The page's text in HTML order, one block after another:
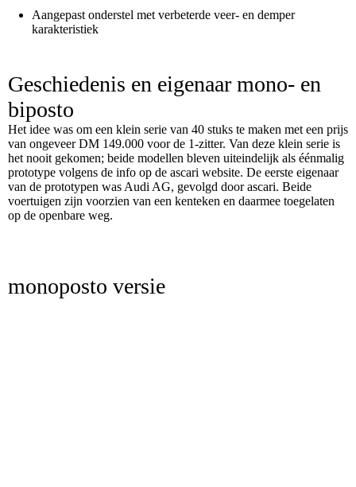
Aangepast onderstel met verbeterde veer- en demper
karakteristiek
Geschiedenis en eigenaar mono- en
biposto
Het idee was om een klein serie van 40 stuks te maken met een prijs
van ongeveer DM 149.000 voor de 1-zitter. Van deze klein serie is
het nooit gekomen; beide modellen bleven uiteindelijk als éénmalig
prototype volgens de info op de ascari website. De eerste eigenaar
van de prototypen was Audi AG, gevolgd door ascari. Beide
voertuigen zijn voorzien van een kenteken en daarmee toegelaten
op de openbare weg.
monoposto versie